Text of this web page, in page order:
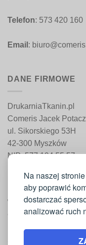
Na naszej
aby poprawić
dostarczać
analizować ruch
Telefon: 573 420 160
Email :
DANE FIRMOWE
DrukarniaTkanin.pl
Comeris Jacek
ul. Sikorskiego 53H
42-300 Myszków
NIP: 577 194 55 57
WAŻNE
Moje konto